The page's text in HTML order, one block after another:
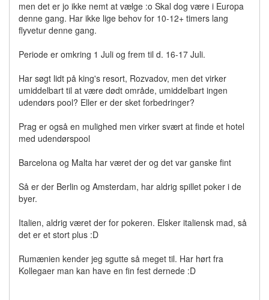
men det er jo ikke nemt at vælge :o Skal dog være i Europa
denne gang. Har ikke lige behov for 10-12+ timers lang
flyvetur denne gang.
Periode er omkring 1 Juli og frem til d. 16-17 Juli.
Har søgt lidt på king's resort, Rozvadov, men det virker
umiddelbart til at være dødt område, umiddelbart ingen
udendørs pool? Eller er der sket forbedringer?
Prag er også en mulighed men virker svært at finde et hotel
med udendørspool
Barcelona og Malta har været der og det var ganske fint
Så er der Berlin og Amsterdam, har aldrig spillet poker i de
byer.
Italien, aldrig været der for pokeren. Elsker italiensk mad, så
det er et stort plus :D
Rumænien kender jeg sgutte så meget til. Har hørt fra
Kollegaer man kan have en fin fest dernede :D